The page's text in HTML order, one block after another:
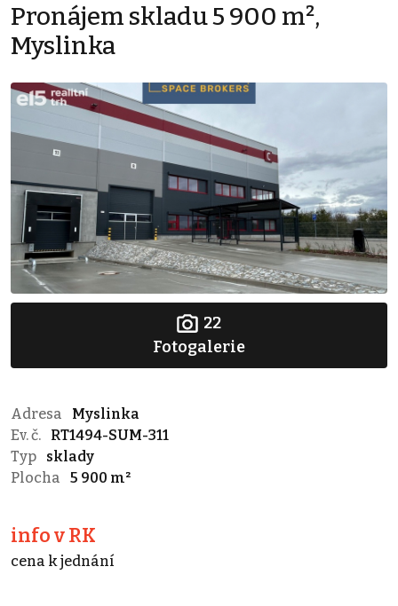
Pronájem skladu 5 900 m²,
Myslinka
22
Fotogalerie
Adresa
Myslinka
Ev. č.
RT1494-SUM-311
Typ
sklady
Plocha
5 900 m²
info v RK
cena k jednání